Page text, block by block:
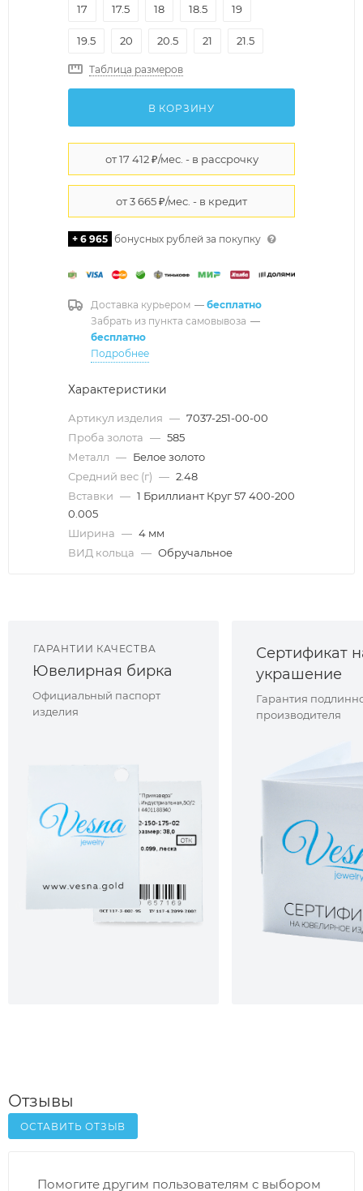
17 17.5 18 18.5 19
19.5 20 20.5 21 21.5
Таблица размеров
В КОРЗИНУ
+ 6 965 бонусных рублей за покупку
Доставка курьером — бесплатно
Забрать из пункта самовывоза —
бесплатно
Подробнее
Характеристики
Артикул изделия — 7037-251-00-00
Проба золота — 585
Металл — Белое золото
Средний вес (г) — 2.48
Вставки — 1 Бриллиант Круг 57 400-200
0.005
Ширина — 4 мм
ВИД кольца — Обручальное
ГАРАНТИИ КАЧЕСТВА
Ювелирная бирка
Официальный паспорт
изделия
Сертификат
украшение
Гарантия
производителя
Отзывы
ОСТАВИТЬ ОТЗЫВ
Помогите другим пользователям с выбором